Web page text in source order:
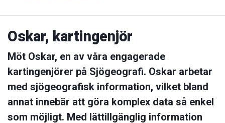
Oskar, kartingenjör
Möt Oskar, en av våra engagerade
kartingenjörer på Sjögeografi. Oskar arbetar
med sjögeografisk information, vilket bland
annat innebär att göra komplex data så enkel
som möjligt. Med lättillgänglig information